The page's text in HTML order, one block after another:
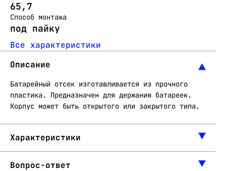
65,7
Способ монтажа
под пайку
Все характеристики
Описание
Батарейный отсек изготавливается из прочного
пластика. Предназначен для держания батареек.
Корпус может быть открытого или закрытого типа.
Характеристики
Вопрос-ответ